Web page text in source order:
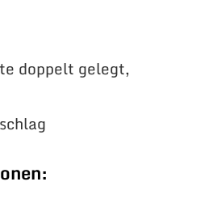
doppelt gelegt,